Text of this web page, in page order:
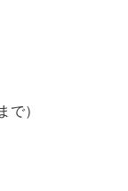
で）